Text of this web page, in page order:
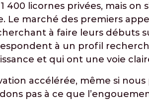
400 licornes privées, mais on
Le marché des premiers
à faire leurs débuts
à un profil
et qui ont une voie
accélérée, même si
pas à ce que